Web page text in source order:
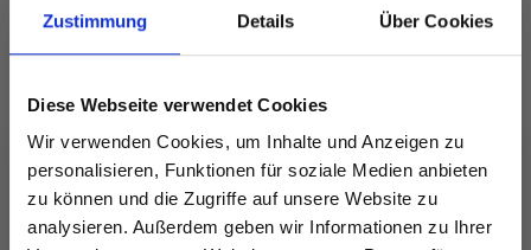
Zustimmung Details Über Cookies
Diese Webseite verwendet Cookies
Wir verwenden Cookies, um Inhalte und Anzeigen zu
personalisieren, Funktionen für soziale Medien anbieten
zu können und die Zugriffe auf unsere Website zu
analysieren. Außerdem geben wir Informationen zu Ihrer
Alles in den Warenkorb legen